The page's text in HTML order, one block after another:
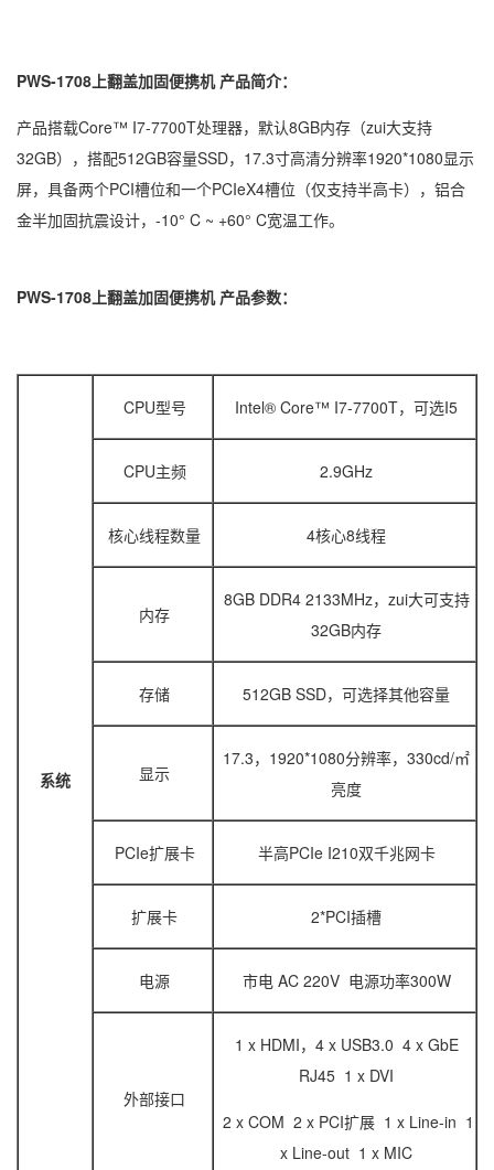
PWS-1708上翻盖加固便携机 产品简介：
产品搭载Core™ I7-7700T处理器，默认8GB内存（zui大支持
32GB），搭配512GB容量SSD，17.3寸高清分辨率1920*1080显示
屏，具备两个PCI槽位和一个PCIeX4槽位（仅支持半高卡），铝合
金半加固抗震设计，-10° C ~ +60° C宽温工作。
PWS-1708上翻盖加固便携机 产品参数：
系统
CPU型号 Intel® Core™ I7-7700T，可选I5
CPU主频 2.9GHz
核心线程数量 4核心8线程
内存
8GB DDR4 2133MHz，zui大可支持
32GB内存
存储 512GB SSD，可选择其他容量
显示
17.3，1920*1080分辨率，330cd/㎡
亮度
PCIe扩展卡 半高PCIe I210双千兆网卡
扩展卡 2*PCI插槽
电源 市电 AC 220V 电源功率300W
外部接口
1 x HDMI，4 x USB3.0 4 x GbE
RJ45 1 x DVI
2 x COM 2 x PCI扩展 1 x Line-in 1
x Line-out 1 x MIC